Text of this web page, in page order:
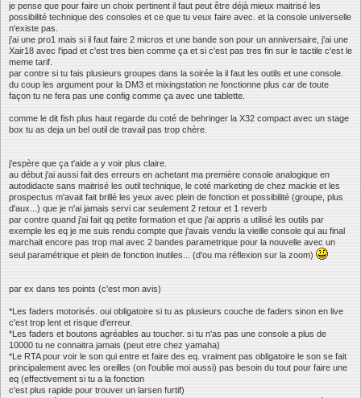
je pense que pour faire un choix pertinent il faut peut être déjà mieux maitrisé les
possibilité technique des consoles et ce que tu veux faire avec. et la console universelle
n'existe pas.
j'ai une pro1 mais si il faut faire 2 micros et une bande son pour un anniversaire, j'ai une
Xair18 avec l'ipad et c'est tres bien comme ça et si c'est pas tres fin sur le tactile c'est le
meme tarif.
par contre si tu fais plusieurs groupes dans la soirée la il faut les outils et une console.
du coup les argument pour la DM3 et mixingstation ne fonctionne plus car de toute
façon tu ne fera pas une config comme ça avec une tablette.
comme le dit fish plus haut regarde du coté de behringer la X32 compact avec un stage
box tu as deja un bel outil de travail pas trop chère.
j'espère que ça t'aide a y voir plus claire.
au début j'ai aussi fait des erreurs en achetant ma première console analogique en
autodidacte sans maitrisé les outil technique, le coté marketing de chez mackie et les
prospectus m'avait fait brillé les yeux avec plein de fonction et possibilité (groupe, plus
d'aux...) que je n'ai jamais servi car seulement 2 retour et 1 reverb
par contre quand j'ai fait qq petite formation et que j'ai appris a utilisé les outils par
exemple les eq je me suis rendu compte que j'avais vendu la vieille console qui au final
marchait encore pas trop mal avec 2 bandes parametrique pour la nouvelle avec un
seul paramétrique et plein de fonction inutiles... (d'ou ma réflexion sur la zoom)
par ex dans tes points (c'est mon avis)
*Les faders motorisés. oui obligatoire si tu as plusieurs couche de faders sinon en live
c'est trop lent et risque d'erreur.
*Les faders et boutons agréables au toucher. si tu n'as pas une console a plus de
10000 tu ne connaitra jamais (peut etre chez yamaha)
*Le RTA pour voir le son qui entre et faire des eq. vraiment pas obligatoire le son se fait
principalement avec les oreilles (on l'oublie moi aussi) pas besoin du tout pour faire une
eq (effectivement si tu a la fonction
c'est plus rapide pour trouver un larsen furtif)